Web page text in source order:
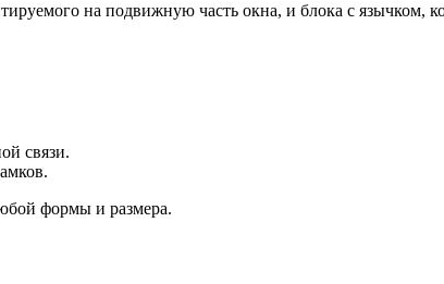
на подвижную часть окна, и блока с язычком,
связи.
формы и размера.